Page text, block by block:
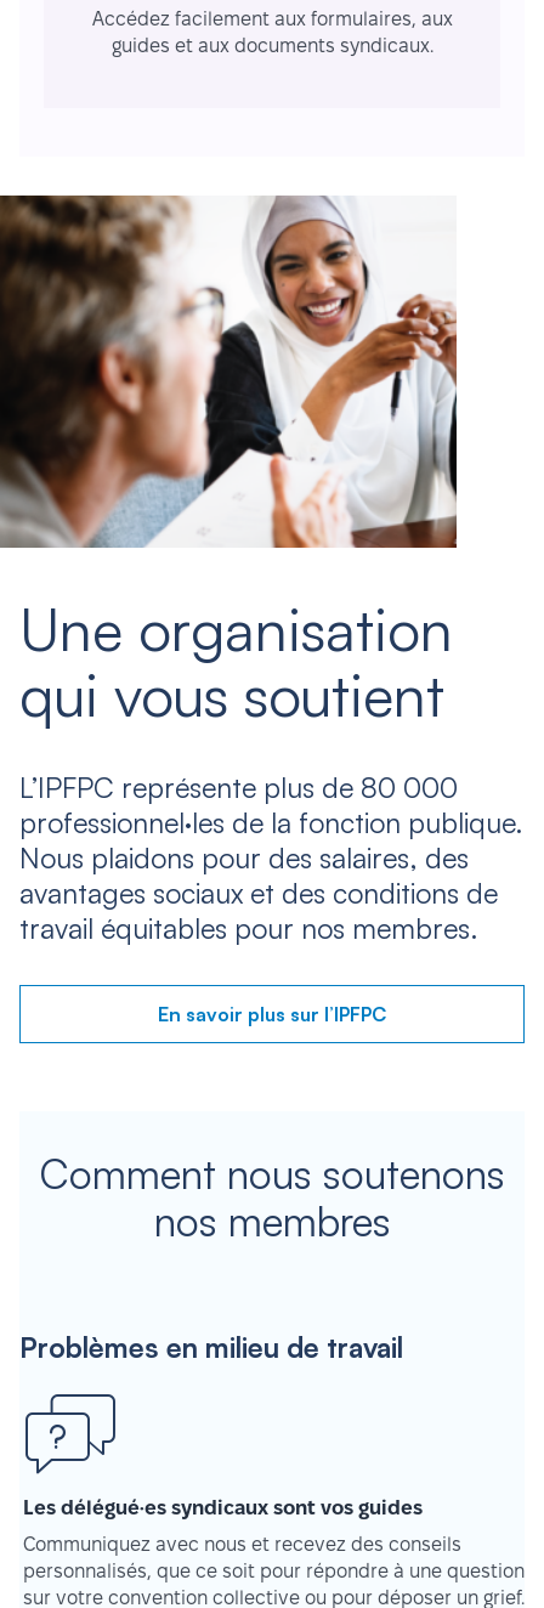
Accédez facilement aux formulaires, aux
guides et aux documents syndicaux.
Une organisation
qui vous soutient
L’IPFPC représente plus de 80 000
professionnel·les de la fonction publique.
Nous plaidons pour des salaires, des
avantages sociaux et des conditions de
travail équitables pour nos membres.
En savoir plus sur l’IPFPC
Comment nous soutenons
nos membres
Problèmes en milieu de travail
Les délégué·es syndicaux sont vos guides
Communiquez avec nous et recevez des conseils
personnalisés, que ce soit pour répondre à une question
sur votre convention collective ou pour déposer un grief.